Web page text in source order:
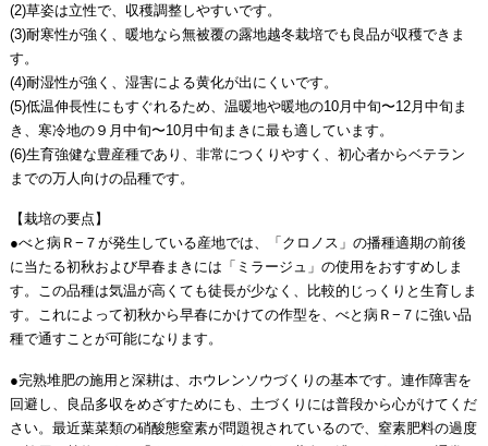
(2)草姿は立性で、収穫調整しやすいです。
(3)耐寒性が強く、暖地なら無被覆の露地越冬栽培でも良品が収穫できま
す。
(4)耐湿性が強く、湿害による黄化が出にくいです。
(5)低温伸長性にもすぐれるため、温暖地や暖地の10月中旬〜12月中旬ま
き、寒冷地の９月中旬〜10月中旬まきに最も適しています。
(6)生育強健な豊産種であり、非常につくりやすく、初心者からベテラン
までの万人向けの品種です。
【栽培の要点】
●べと病Ｒ−７が発生している産地では、「クロノス」の播種適期の前後
に当たる初秋および早春まきには「ミラージュ」の使用をおすすめしま
す。この品種は気温が高くても徒長が少なく、比較的じっくりと生育しま
す。これによって初秋から早春にかけての作型を、べと病Ｒ−７に強い品
種で通すことが可能になります。
●完熟堆肥の施用と深耕は、ホウレンソウづくりの基本です。連作障害を
回避し、良品多収をめざすためにも、土づくりには普段から心がけてくだ
さい。最近葉菜類の硝酸態窒素が問題視されているので、窒素肥料の過度